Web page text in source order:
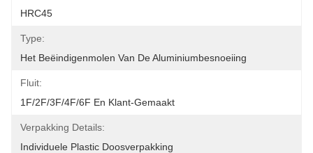
HRC45
Type:
Het Beëindigenmolen Van De Aluminiumbesnoeiing
Fluit:
1F/2F/3F/4F/6F En Klant-Gemaakt
Verpakking Details:
Individuele Plastic Doosverpakking